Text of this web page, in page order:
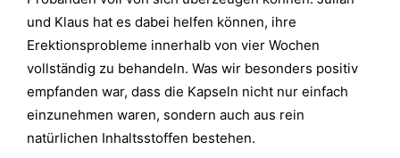
und Klaus hat es dabei helfen können, ihre
Erektionsprobleme innerhalb von vier Wochen
vollständig zu behandeln. Was wir besonders positiv
empfanden war, dass die Kapseln nicht nur einfach
einzunehmen waren, sondern auch aus rein
natürlichen Inhaltsstoffen bestehen.